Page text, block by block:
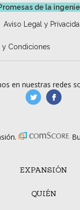
de la
Aviso Legal y
y Condiciones
EXPANSIÓN
QUIÉN
en nuestras redes